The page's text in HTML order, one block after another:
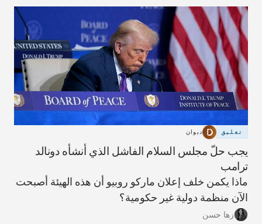
تعليق ديوان
يجب حلّ مجلس السلام الفاشل الذي أنشأه دونالد
ترامب
ماذا يكمن خلف إعلان ماركو روبيو أن هذه الهيئة أصبحت
الآن منظمة دولية غير حكومية؟
زها حسن